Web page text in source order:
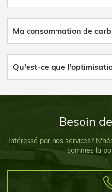
Ma consommation de
Qu'est-ce que
Besoin
Intéressé par nos services?
sommes là